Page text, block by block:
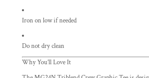
Iron on low if needed
Do not dry clean
Why You’ll Love It